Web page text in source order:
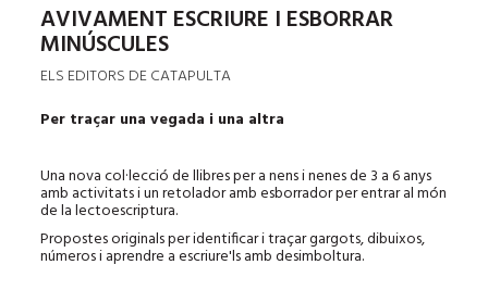
AVIVAMENT ESCRIURE I ESBORRAR
MINÚSCULES
ELS EDITORS DE CATAPULTA
Per traçar una vegada i una altra
Una nova col·lecció de llibres per a nens i nenes de 3 a 6 anys
amb activitats i un retolador amb esborrador per entrar al món
de la lectoescriptura.
Propostes originals per identificar i traçar gargots, dibuixos,
números i aprendre a escriure'ls amb desimboltura.